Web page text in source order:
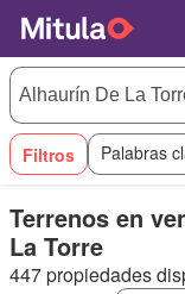
Filtros Palabras
Terrenos en
La Torre
447 propiedades